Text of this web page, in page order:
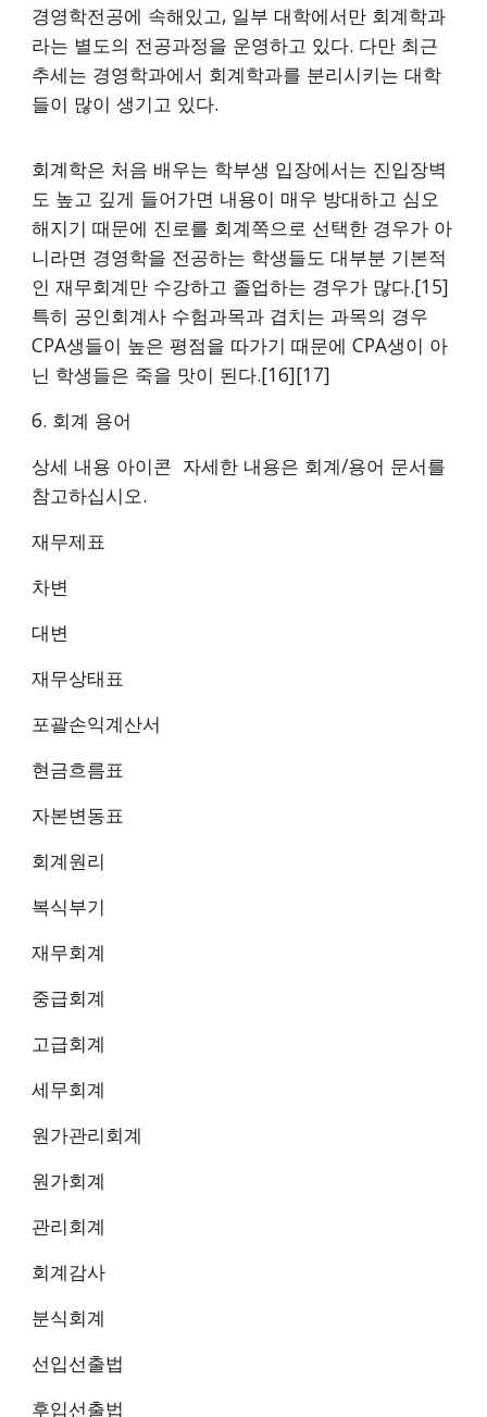
경영학전공에 속해있고, 일부 대학에서만 회계학과
라는 별도의 전공과정을 운영하고 있다. 다만 최근
추세는 경영학과에서 회계학과를 분리시키는 대학
들이 많이 생기고 있다.
회계학은 처음 배우는 학부생 입장에서는 진입장벽
도 높고 깊게 들어가면 내용이 매우 방대하고 심오
해지기 때문에 진로를 회계쪽으로 선택한 경우가 아
니라면 경영학을 전공하는 학생들도 대부분 기본적
인 재무회계만 수강하고 졸업하는 경우가 많다.[15]
특히 공인회계사 수험과목과 겹치는 과목의 경우
CPA생들이 높은 평점을 따가기 때문에 CPA생이 아
닌 학생들은 죽을 맛이 된다.[16][17]
6. 회계 용어
상세 내용 아이콘 자세한 내용은 회계/용어 문서를
참고하십시오.
재무제표
차변
대변
재무상태표
포괄손익계산서
현금흐름표
자본변동표
회계원리
복식부기
재무회계
중급회계
고급회계
세무회계
원가관리회계
원가회계
관리회계
회계감사
분식회계
선입선출법
후입선출법